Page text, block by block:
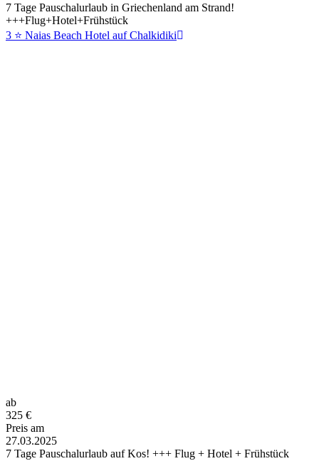
7 Tage Pauschalurlaub in Griechenland am Strand!
+++Flug+Hotel+Frühstück
3 ⭐ Naias Beach Hotel auf Chalkidiki
ab
325 €
Preis am
27.03.2025
7 Tage Pauschalurlaub auf Kos! +++ Flug + Hotel + Frühstück